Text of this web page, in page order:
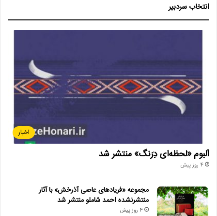
انتخاب سردبیر
اخبار
آلبوم «لحظه‌ای دِرَنگ» منتشر شد
4 روز پیش
مجموعه «فریادهای عاصی آذرخش» با آثار
منتشرنشده احمد شاملو منتشر شد
4 روز پیش